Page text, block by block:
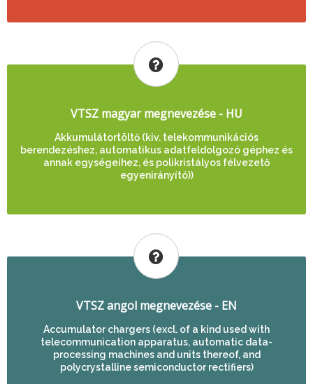
VTSZ magyar megnevezése - HU
Akkumulátortöltő (kiv. telekommunikációs
berendezéshez, automatikus adatfeldolgozó géphez és
annak egységeihez, és polikristályos félvezető
egyenirányító))
VTSZ angol megnevezése - EN
Accumulator chargers (excl. of a kind used with
telecommunication apparatus, automatic data-
processing machines and units thereof, and
polycrystalline semiconductor rectifiers)